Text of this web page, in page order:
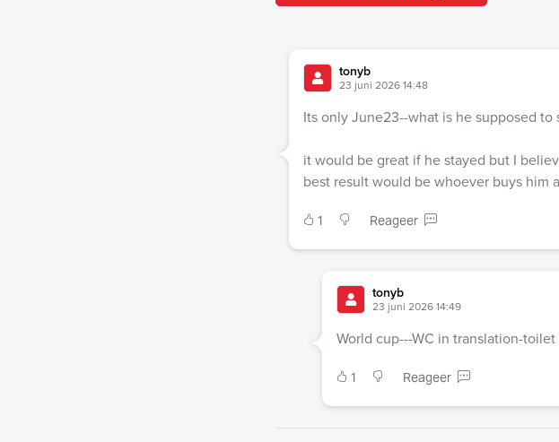
tonyb
23 juni 2026 14:48
Its only June23--what is he supposed to
it would be great if he stayed but I
best result would be whoever buys him
1 Reageer
tonyb
23 juni 2026 14:49
World cup---WC in translation-toilet
1 Reageer